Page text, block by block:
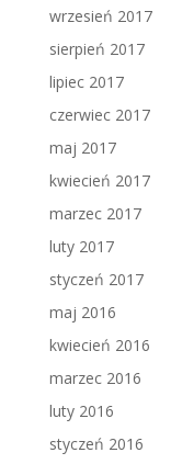
wrzesień 2017
sierpień 2017
lipiec 2017
czerwiec 2017
maj 2017
kwiecień 2017
marzec 2017
luty 2017
styczeń 2017
maj 2016
kwiecień 2016
marzec 2016
luty 2016
styczeń 2016